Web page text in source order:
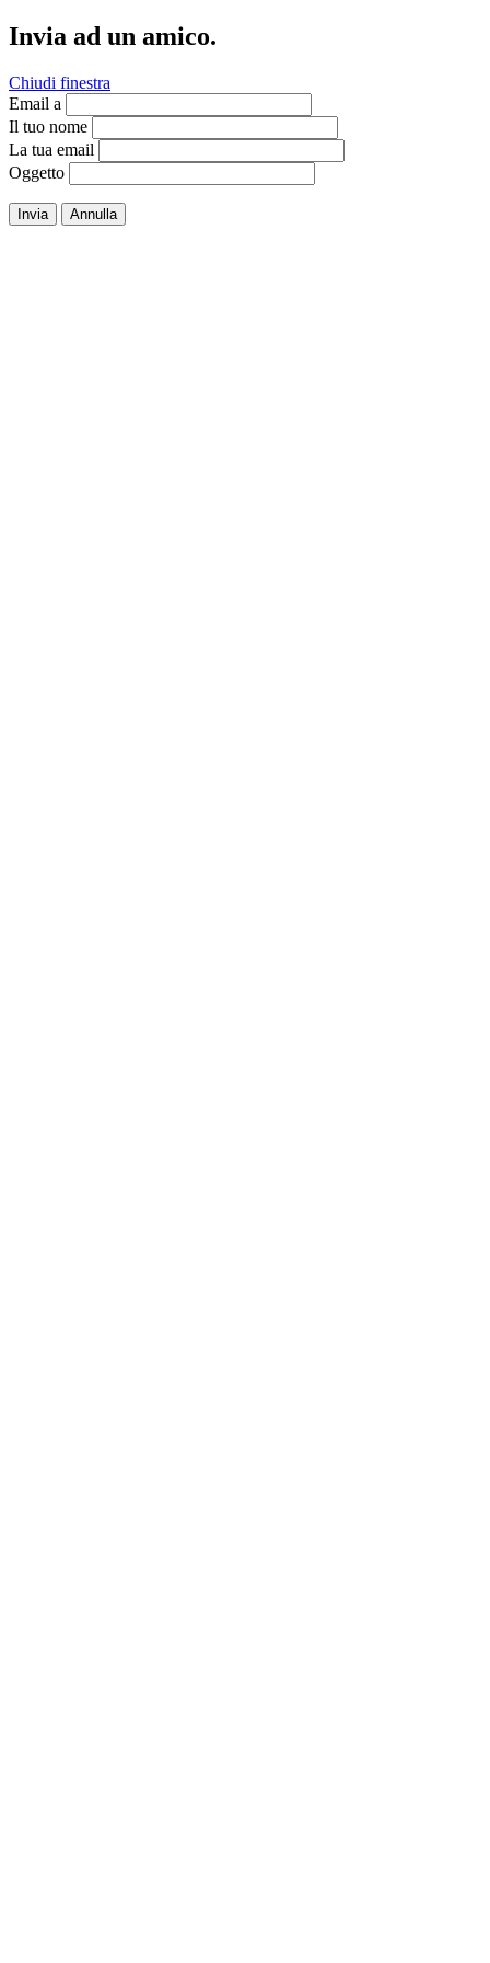
Invia ad un amico.
Chiudi finestra
Email a
Il tuo nome
La tua email
Oggetto
Invia Annulla